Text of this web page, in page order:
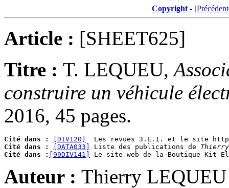
Copyright- [
Article : [SHEET625]
Titre : T. LEQUEU,
construire un véhicule
2016, 45 pages.
Cité dans :
[DIV120]
Cité dans :
[DATA033] Liste des publications de Thierry
Cité dans :
[99DIV141]
Auteur : Thierry LEQUEU